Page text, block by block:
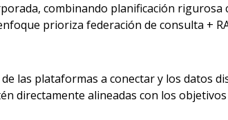
combinando planificación rigurosa
prioriza federación de consulta +
las plataformas a conectar y los datos
directamente alineadas con los